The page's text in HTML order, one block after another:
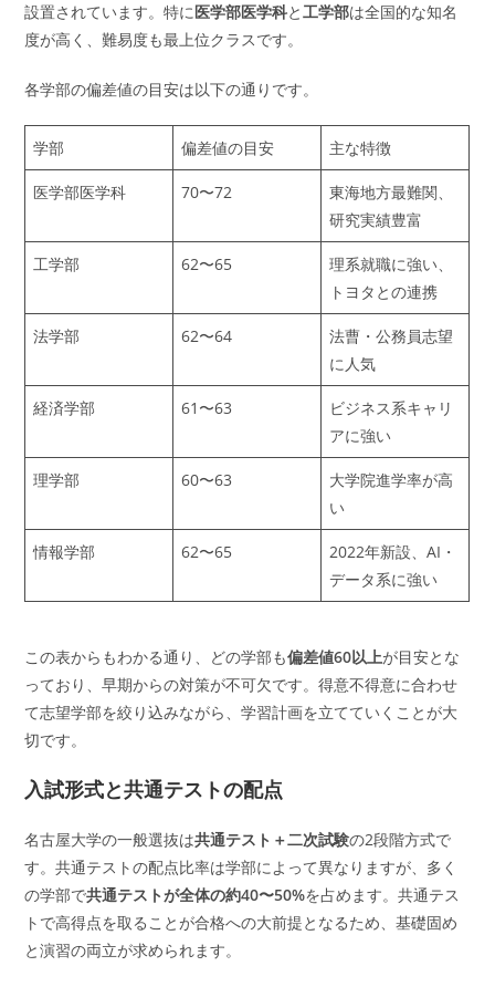
設置されています。特に医学部医学科と工学部は全国的な知名
度が高く、難易度も最上位クラスです。
各学部の偏差値の目安は以下の通りです。
学部 偏差値の目安 主な特徴
医学部医学科 70〜72
東海地方最難関、
研究実績豊富
工学部 62〜65
理系就職に強い、
トヨタとの連携
法学部 62〜64
法曹・公務員志望
に人気
経済学部 61〜63
ビジネス系キャリ
アに強い
理学部 60〜63
大学院進学率が高
い
情報学部 62〜65
2022年新設、AI・
データ系に強い
この表からもわかる通り、どの学部も偏差値60以上が目安とな
っており、早期からの対策が不可欠です。得意不得意に合わせ
て志望学部を絞り込みながら、学習計画を立てていくことが大
切です。
入試形式と共通テストの配点
名古屋大学の一般選抜は共通テスト＋二次試験の2段階方式で
す。共通テストの配点比率は学部によって異なりますが、多く
の学部で共通テストが全体の約40〜50%を占めます。共通テス
トで高得点を取ることが合格への大前提となるため、基礎固め
と演習の両立が求められます。